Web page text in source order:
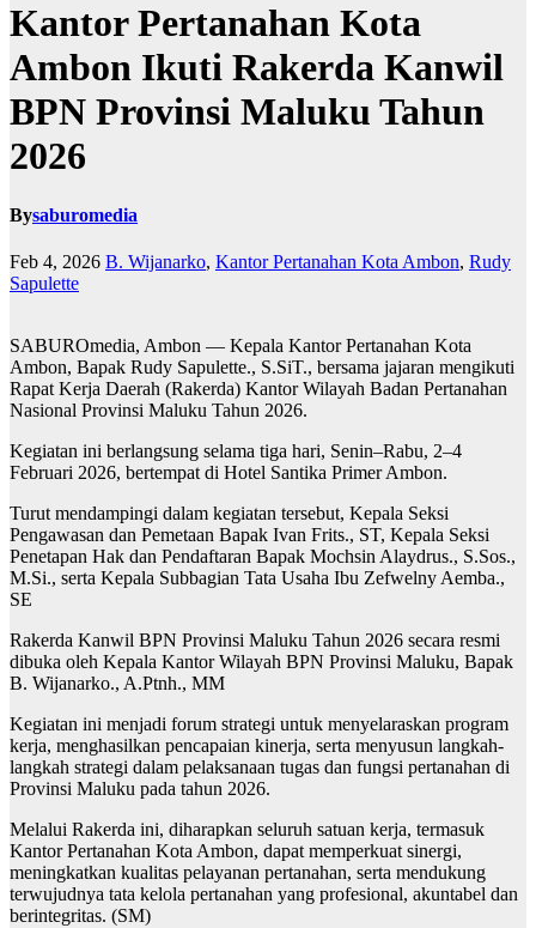
Kantor Pertanahan Kota
Ambon Ikuti Rakerda Kanwil
BPN Provinsi Maluku Tahun
2026
Bysaburomedia
Feb 4, 2026 B. Wijanarko, Kantor Pertanahan Kota Ambon, Rudy
Sapulette
SABUROmedia, Ambon — Kepala Kantor Pertanahan Kota
Ambon, Bapak Rudy Sapulette., S.SiT., bersama jajaran mengikuti
Rapat Kerja Daerah (Rakerda) Kantor Wilayah Badan Pertanahan
Nasional Provinsi Maluku Tahun 2026.
Kegiatan ini berlangsung selama tiga hari, Senin–Rabu, 2–4
Februari 2026, bertempat di Hotel Santika Primer Ambon.
Turut mendampingi dalam kegiatan tersebut, Kepala Seksi
Pengawasan dan Pemetaan Bapak Ivan Frits., ST, Kepala Seksi
Penetapan Hak dan Pendaftaran Bapak Mochsin Alaydrus., S.Sos.,
M.Si., serta Kepala Subbagian Tata Usaha Ibu Zefwelny Aemba.,
SE
Rakerda Kanwil BPN Provinsi Maluku Tahun 2026 secara resmi
dibuka oleh Kepala Kantor Wilayah BPN Provinsi Maluku, Bapak
B. Wijanarko., A.Ptnh., MM
Kegiatan ini menjadi forum strategi untuk menyelaraskan program
kerja, menghasilkan pencapaian kinerja, serta menyusun langkah-
langkah strategi dalam pelaksanaan tugas dan fungsi pertanahan di
Provinsi Maluku pada tahun 2026.
Melalui Rakerda ini, diharapkan seluruh satuan kerja, termasuk
Kantor Pertanahan Kota Ambon, dapat memperkuat sinergi,
meningkatkan kualitas pelayanan pertanahan, serta mendukung
terwujudnya tata kelola pertanahan yang profesional, akuntabel dan
berintegritas. (SM)